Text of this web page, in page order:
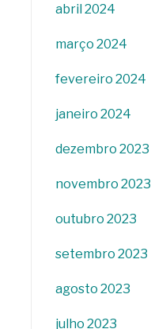
abril 2024
março 2024
fevereiro 2024
janeiro 2024
dezembro 2023
novembro 2023
outubro 2023
setembro 2023
agosto 2023
julho 2023